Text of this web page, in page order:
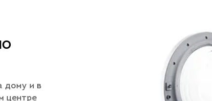
дому и в
центре